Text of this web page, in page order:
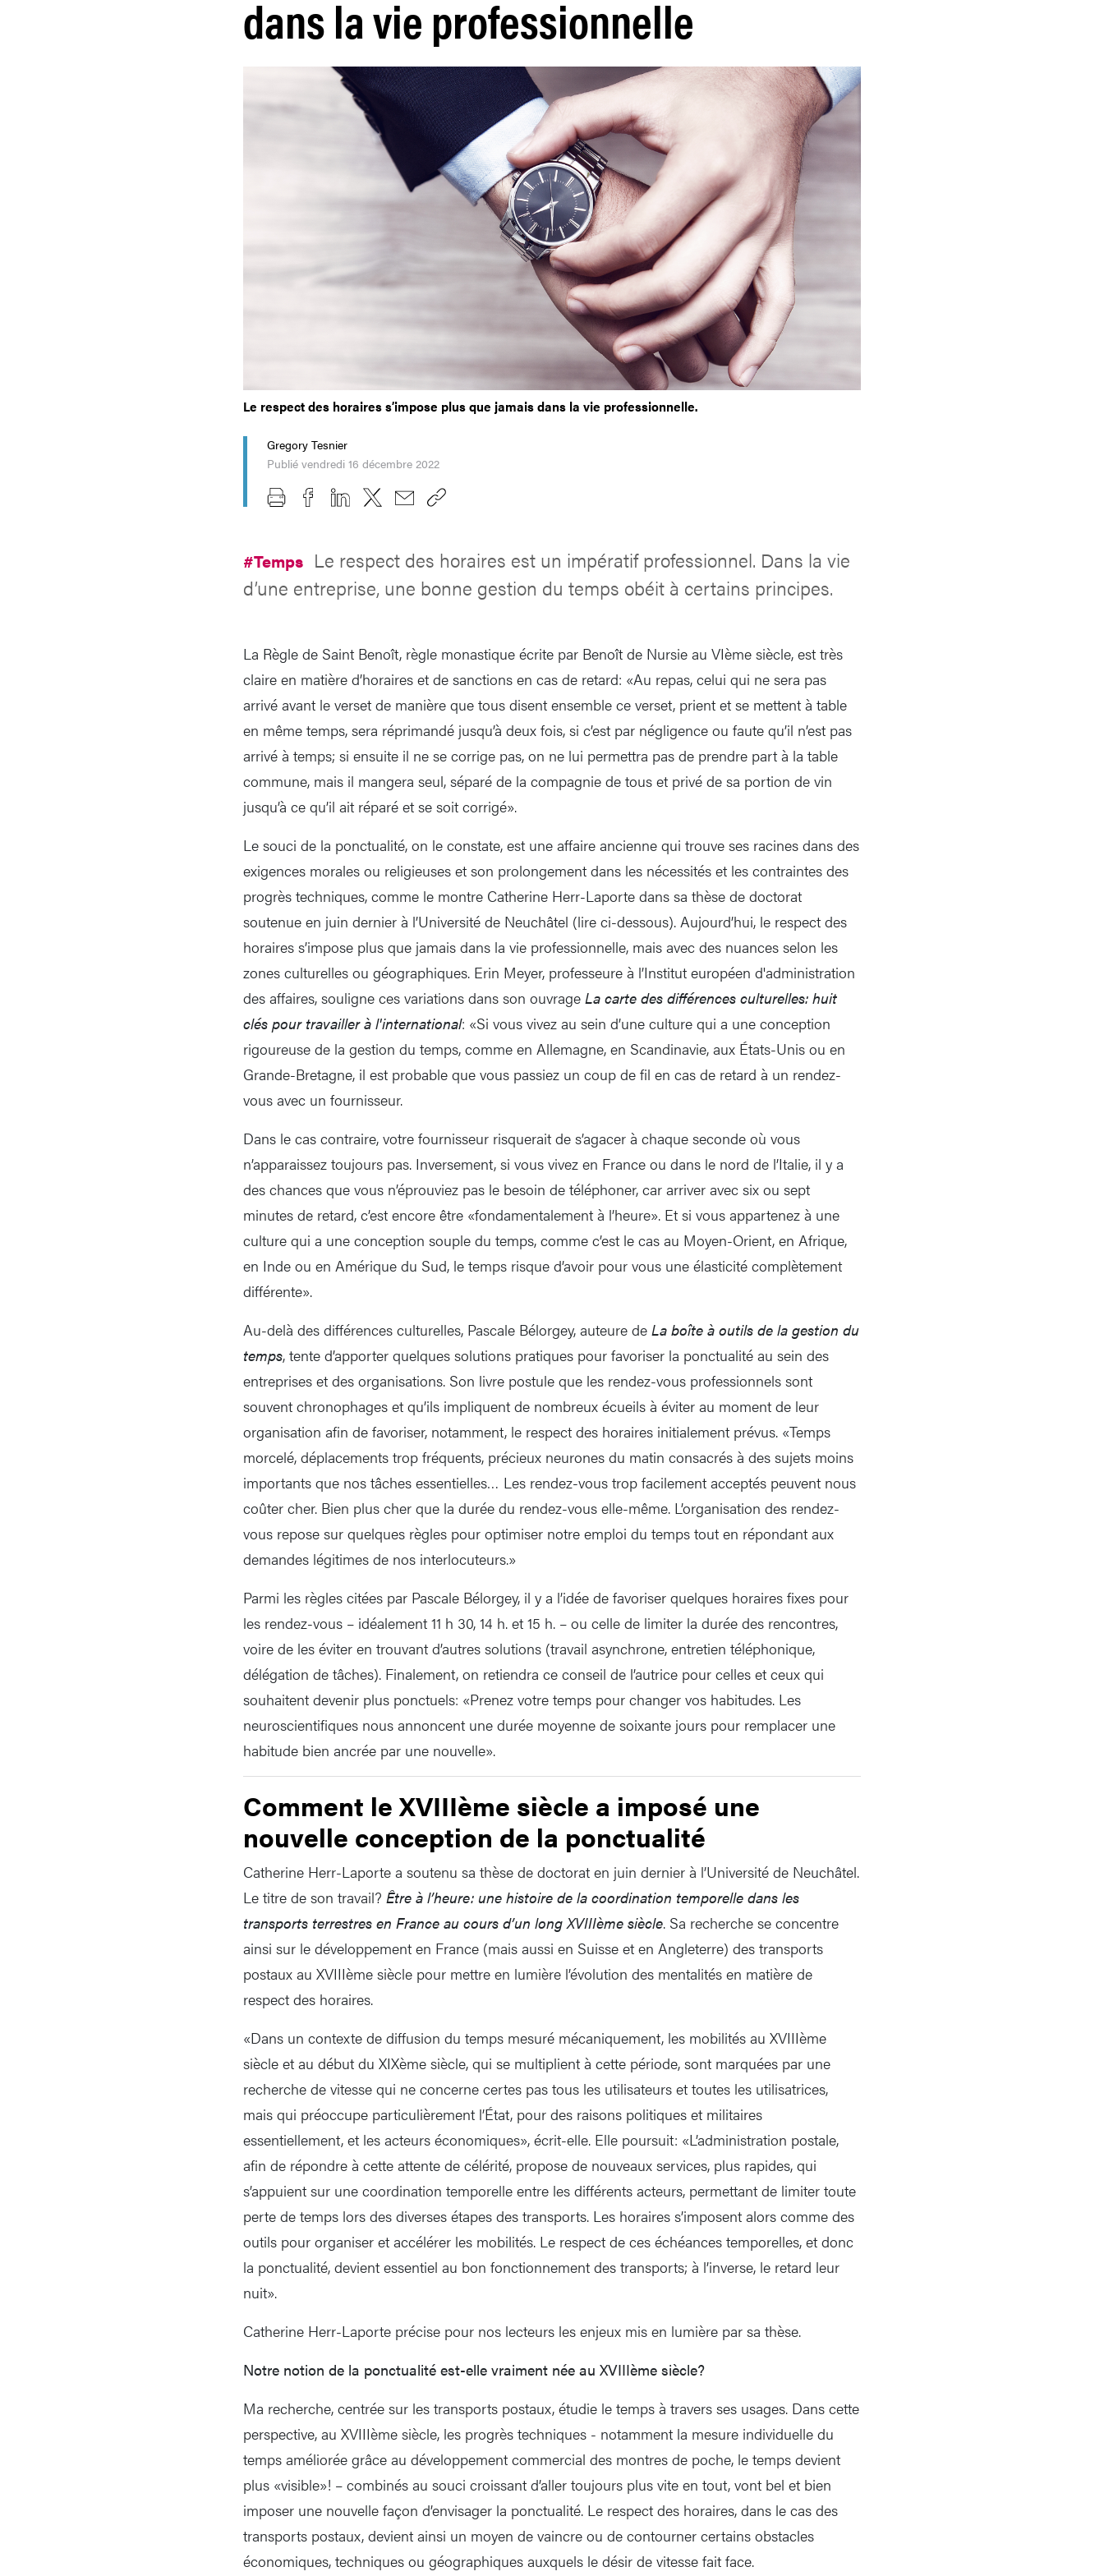
dans la vie professionnelle
Le respect des horaires s’impose plus que jamais dans la vie professionnelle.
Gregory Tesnier
Publié vendredi 16 décembre 2022
#Temps Le respect des horaires est un impératif professionnel. Dans la vie
d’une entreprise, une bonne gestion du temps obéit à certains principes.
La Règle de Saint Benoît, règle monastique écrite par Benoît de Nursie au VIème siècle, est très
claire en matière d’horaires et de sanctions en cas de retard: «Au repas, celui qui ne sera pas
arrivé avant le verset de manière que tous disent ensemble ce verset, prient et se mettent à table
en même temps, sera réprimandé jusqu’à deux fois, si c’est par négligence ou faute qu’il n’est pas
arrivé à temps; si ensuite il ne se corrige pas, on ne lui permettra pas de prendre part à la table
commune, mais il mangera seul, séparé de la compagnie de tous et privé de sa portion de vin
jusqu’à ce qu’il ait réparé et se soit corrigé».
Le souci de la ponctualité, on le constate, est une affaire ancienne qui trouve ses racines dans des
exigences morales ou religieuses et son prolongement dans les nécessités et les contraintes des
progrès techniques, comme le montre Catherine Herr-Laporte dans sa thèse de doctorat
soutenue en juin dernier à l’Université de Neuchâtel (lire ci-dessous). Aujourd’hui, le respect des
horaires s’impose plus que jamais dans la vie professionnelle, mais avec des nuances selon les
zones culturelles ou géographiques. Erin Meyer, professeure à l’Institut européen d'administration
des affaires, souligne ces variations dans son ouvrage La carte des différences culturelles: huit
clés pour travailler à l'international: «Si vous vivez au sein d’une culture qui a une conception
rigoureuse de la gestion du temps, comme en Allemagne, en Scandinavie, aux États-Unis ou en
Grande-Bretagne, il est probable que vous passiez un coup de fil en cas de retard à un rendez-
vous avec un fournisseur.
Dans le cas contraire, votre fournisseur risquerait de s’agacer à chaque seconde où vous
n’apparaissez toujours pas. Inversement, si vous vivez en France ou dans le nord de l’Italie, il y a
des chances que vous n’éprouviez pas le besoin de téléphoner, car arriver avec six ou sept
minutes de retard, c’est encore être «fondamentalement à l’heure». Et si vous appartenez à une
culture qui a une conception souple du temps, comme c’est le cas au Moyen-Orient, en Afrique,
en Inde ou en Amérique du Sud, le temps risque d’avoir pour vous une élasticité complètement
différente».
Au-delà des différences culturelles, Pascale Bélorgey, auteure de La boîte à outils de la gestion du
temps, tente d’apporter quelques solutions pratiques pour favoriser la ponctualité au sein des
entreprises et des organisations. Son livre postule que les rendez-vous professionnels sont
souvent chronophages et qu’ils impliquent de nombreux écueils à éviter au moment de leur
organisation afin de favoriser, notamment, le respect des horaires initialement prévus. «Temps
morcelé, déplacements trop fréquents, précieux neurones du matin consacrés à des sujets moins
importants que nos tâches essentielles… Les rendez-vous trop facilement acceptés peuvent nous
coûter cher. Bien plus cher que la durée du rendez-vous elle-même. L’organisation des rendez-
vous repose sur quelques règles pour optimiser notre emploi du temps tout en répondant aux
demandes légitimes de nos interlocuteurs.»
Parmi les règles citées par Pascale Bélorgey, il y a l’idée de favoriser quelques horaires fixes pour
les rendez-vous – idéalement 11 h 30, 14 h. et 15 h. – ou celle de limiter la durée des rencontres,
voire de les éviter en trouvant d’autres solutions (travail asynchrone, entretien téléphonique,
délégation de tâches). Finalement, on retiendra ce conseil de l’autrice pour celles et ceux qui
souhaitent devenir plus ponctuels: «Prenez votre temps pour changer vos habitudes. Les
neuroscientifiques nous annoncent une durée moyenne de soixante jours pour remplacer une
habitude bien ancrée par une nouvelle».
Comment le XVIIIème siècle a imposé une
nouvelle conception de la ponctualité
Catherine Herr-Laporte a soutenu sa thèse de doctorat en juin dernier à l’Université de Neuchâtel.
Le titre de son travail? Être à l’heure: une histoire de la coordination temporelle dans les
transports terrestres en France au cours d’un long XVIIIème siècle. Sa recherche se concentre
ainsi sur le développement en France (mais aussi en Suisse et en Angleterre) des transports
postaux au XVIIIème siècle pour mettre en lumière l’évolution des mentalités en matière de
respect des horaires.
«Dans un contexte de diffusion du temps mesuré mécaniquement, les mobilités au XVIIIème
siècle et au début du XIXème siècle, qui se multiplient à cette période, sont marquées par une
recherche de vitesse qui ne concerne certes pas tous les utilisateurs et toutes les utilisatrices,
mais qui préoccupe particulièrement l’État, pour des raisons politiques et militaires
essentiellement, et les acteurs économiques», écrit-elle. Elle poursuit: «L’administration postale,
afin de répondre à cette attente de célérité, propose de nouveaux services, plus rapides, qui
s’appuient sur une coordination temporelle entre les différents acteurs, permettant de limiter toute
perte de temps lors des diverses étapes des transports. Les horaires s’imposent alors comme des
outils pour organiser et accélérer les mobilités. Le respect de ces échéances temporelles, et donc
la ponctualité, devient essentiel au bon fonctionnement des transports; à l’inverse, le retard leur
nuit».
Catherine Herr-Laporte précise pour nos lecteurs les enjeux mis en lumière par sa thèse.
Notre notion de la ponctualité est-elle vraiment née au XVIIIème siècle?
Ma recherche, centrée sur les transports postaux, étudie le temps à travers ses usages. Dans cette
perspective, au XVIIIème siècle, les progrès techniques - notamment la mesure individuelle du
temps améliorée grâce au développement commercial des montres de poche, le temps devient
plus «visible»! – combinés au souci croissant d’aller toujours plus vite en tout, vont bel et bien
imposer une nouvelle façon d’envisager la ponctualité. Le respect des horaires, dans le cas des
transports postaux, devient ainsi un moyen de vaincre ou de contourner certains obstacles
économiques, techniques ou géographiques auxquels le désir de vitesse fait face.